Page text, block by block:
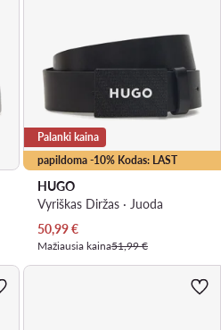
papildoma -10% Kodas: LAST
Palanki kaina
HUGO
Vyriškas Diržas · Juoda
Dabartinė kaina
50,99€
Mažiausia kaina51,99 €